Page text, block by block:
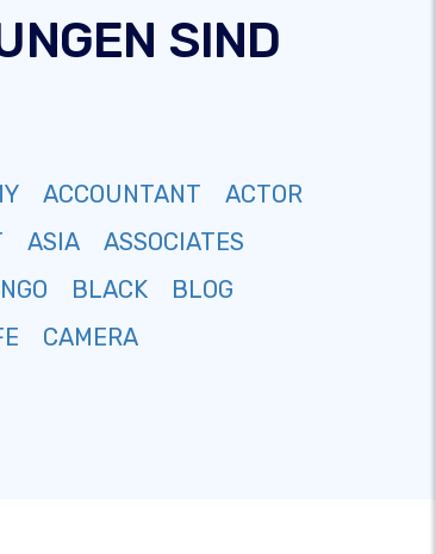
SIND
ACCOUNTANT
ACTOR
ASIA
ASSOCIATES
BLACK
BLOG
CAMERA